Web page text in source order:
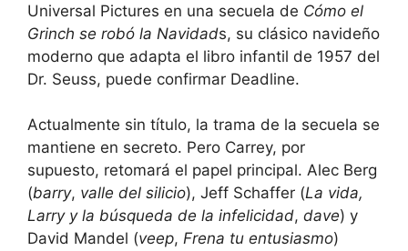
Universal Pictures en una secuela de Cómo el
Grinch se robó la Navidads, su clásico navideño
moderno que adapta el libro infantil de 1957 del
Dr. Seuss, puede confirmar Deadline.
Actualmente sin título, la trama de la secuela se
mantiene en secreto. Pero Carrey, por
supuesto, retomará el papel principal. Alec Berg
(barry, valle del silicio), Jeff Schaffer (La vida,
Larry y la búsqueda de la infelicidad, dave) y
David Mandel (veep, Frena tu entusiasmo)